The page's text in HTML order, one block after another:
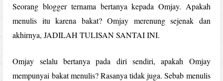
Seorang blogger ternama bertanya kepada Omjay. Apakah
menulis itu karena bakat? Omjay merenung sejenak dan
akhirnya, JADILAH TULISAN SANTAI INI.
Omjay selalu bertanya pada diri sendiri, apakah Omjay
mempunyai bakat menulis? Rasanya tidak juga. Sebab menulis